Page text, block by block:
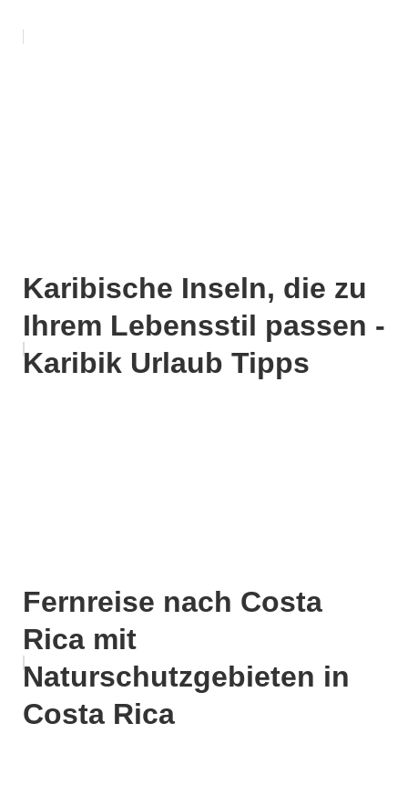
Karibische Inseln, die zu
Ihrem Lebensstil passen -
Karibik Urlaub Tipps
Fernreise nach Costa
Rica mit
Naturschutzgebieten in
Costa Rica